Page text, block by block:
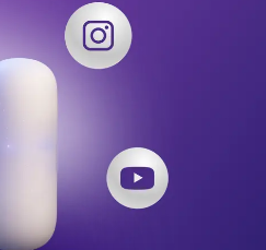
ШІ-агентом моніторингу
більше
Дослідження ринку
Аналізуйте мільйони онлайн-
зрозуміти неупереджені думки
Пошук інфлюенсерів
З легкістю знаходьте впливових
ефективніше взаємодіяти з
Дізнатися більше